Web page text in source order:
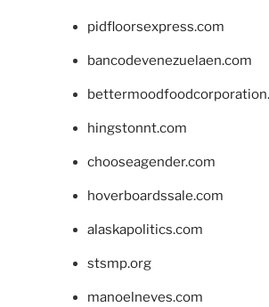
pidfloorsexpress.com
bancodevenezuelaen.com
hingstonnt.com
chooseagender.com
hoverboardssale.com
alaskapolitics.com
stsmp.org
manoelneves.com